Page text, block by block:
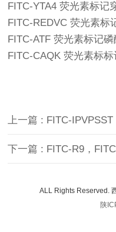
FITC-YTA4 荧光素标记
FITC-REDVC 荧光素标
FITC-ATF 荧光素标记
FITC-CAQK 荧光素标
上一篇 : FITC-
下一篇 : FITC-R9，
ALL Rights Reserved.
陕